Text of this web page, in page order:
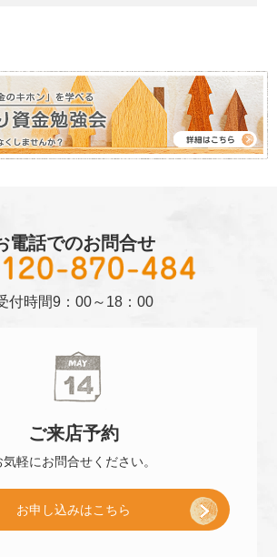
電話でのお問合せ
付時間9：00～18：00
ご来店予約
気軽にお問合せください。
お申し込みはこちら